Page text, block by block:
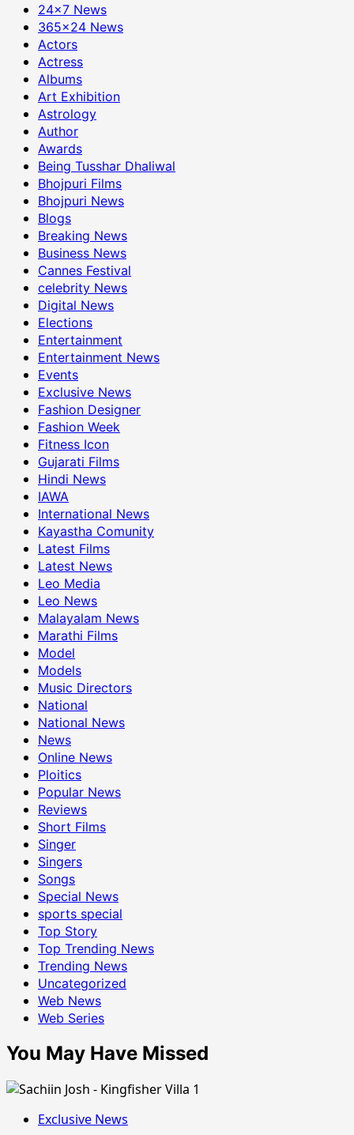
24×7 News
365×24 News
Actors
Actress
Albums
Art Exhibition
Astrology
Author
Awards
Being Tusshar Dhaliwal
Bhojpuri Films
Bhojpuri News
Blogs
Breaking News
Business News
Cannes Festival
celebrity News
Digital News
Elections
Entertainment
Entertainment News
Events
Exclusive News
Fashion Designer
Fashion Week
Fitness Icon
Gujarati Films
Hindi News
IAWA
International News
Kayastha Comunity
Latest Films
Latest News
Leo Media
Leo News
Malayalam News
Marathi Films
Model
Models
Music Directors
National
National News
News
Online News
Ploitics
Popular News
Reviews
Short Films
Singer
Singers
Songs
Special News
sports special
Top Story
Top Trending News
Trending News
Uncategorized
Web News
Web Series
You May Have Missed
Exclusive News